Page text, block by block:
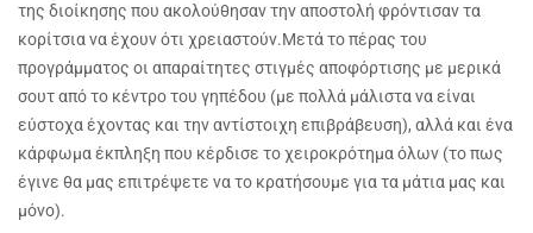
της διοίκησης που ακολούθησαν την αποστολή φρόντισαν τα
κορίτσια να έχουν ότι χρειαστούν.Μετά το πέρας του
προγράμματος οι απαραίτητες στιγμές αποφόρτισης με μερικά
σουτ από το κέντρο του γηπέδου (με πολλά μάλιστα να είναι
εύστοχα έχοντας και την αντίστοιχη επιβράβευση), αλλά και ένα
κάρφωμα έκπληξη που κέρδισε το χειροκρότημα όλων (το πως
έγινε θα μας επιτρέψετε να το κρατήσουμε για τα μάτια μας και
μόνο).